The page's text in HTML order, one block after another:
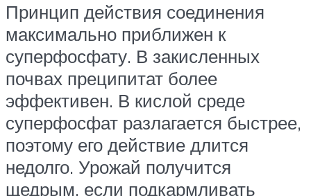
Принцип действия соединения
максимально приближен к
суперфосфату. В закисленных
почвах преципитат более
эффективен. В кислой среде
суперфосфат разлагается быстрее,
поэтому его действие длится
недолго. Урожай получится
щедрым, если подкармливать